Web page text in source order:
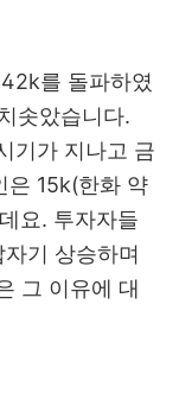
를 돌파하였
솟았습니다.
기가 지나고 금
은 15k(한화 약
요. 투자자들
기 상승하며
그 이유에 대